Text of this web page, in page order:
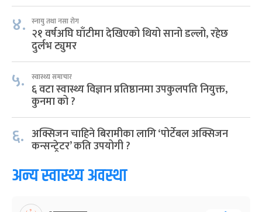
४. स्नायु तथा नसा रोग
२१ वर्षअघि घाँटीमा देखिएको थियो सानो डल्लो, रहेछ
दुर्लभ ट्युमर
५. स्वास्थ्य समाचार
६ वटा स्वास्थ्य विज्ञान प्रतिष्ठानमा उपकुलपति नियुक्त,
कुनमा को ?
६. अक्सिजन चाहिने बिरामीका लागि ‘पोर्टेबल अक्सिजन
कन्सन्ट्रेटर’ कति उपयोगी ?
अन्य स्वास्थ्य अवस्था